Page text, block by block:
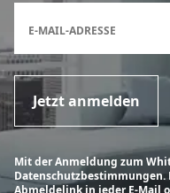
E-MAIL-ADRESSE
Jetzt anmelden
Mit der Anmeldung zum
Datenschutzbestimmungen.